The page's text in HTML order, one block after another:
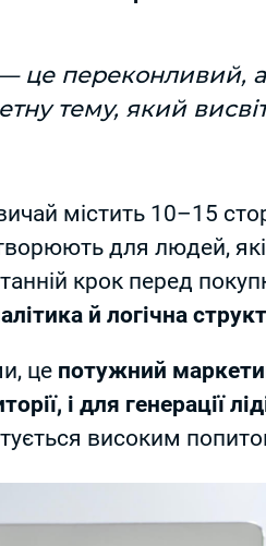
це переконливий,
тему, який
містить 10–15
для людей,
крок перед
й логічна
це потужний
і для генерації
високим